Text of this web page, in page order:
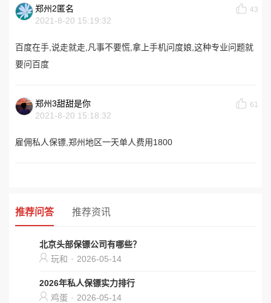
郑州2匿名
2021-8-20 15:19:32
43
百度在手,说走就走,凡事不要慌,拿上手机问度娘,这种专业问题就
要问百度
郑州3甜甜是你
2021-8-20 15:18:32
61
雇佣私人保镖,郑州地区一天单人费用1800
推荐问答 推荐资讯
北京头部保镖公司有哪些？
玩和 · 2026-05-14
2026年私人保镖实力排行
鸡蛋 · 2026-05-14